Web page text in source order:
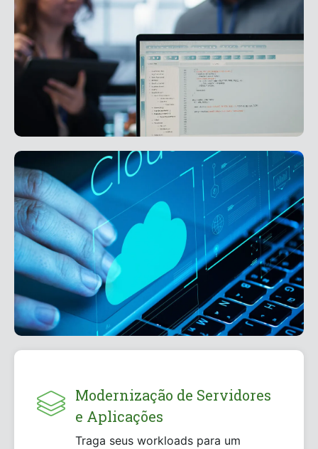
Modernização de Servidores
e Aplicações
Traga seus workloads para um